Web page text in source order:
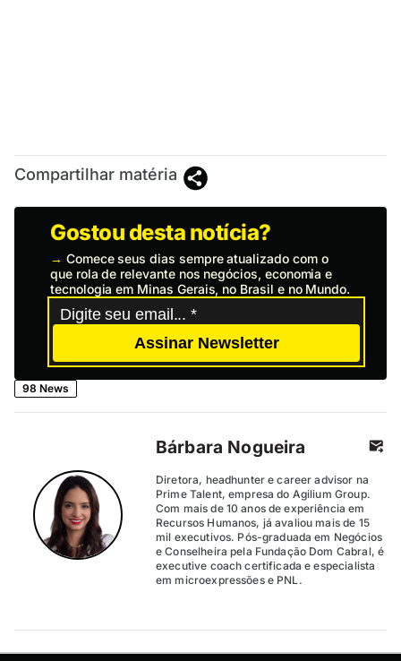
Compartilhar matéria
Gostou desta notícia?
→ Comece seus dias sempre atualizado com o
que rola de relevante nos negócios, economia e
tecnologia em Minas Gerais, no Brasil e no Mundo.
Assinar Newsletter
98 News
Bárbara Nogueira
Diretora, headhunter e career advisor na
Prime Talent, empresa do Agilium Group.
Com mais de 10 anos de experiência em
Recursos Humanos, já avaliou mais de 15
mil executivos. Pós-graduada em Negócios
e Conselheira pela Fundação Dom Cabral, é
executive coach certificada e especialista
em microexpressões e PNL.